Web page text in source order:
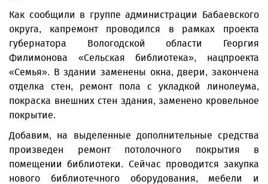
Как сообщили в группе администрации Бабаевского
округа, капремонт проводился в рамках проекта
губернатора Вологодской области Георгия
Филимонова «Сельская библиотека», нацпроекта
«Семья». В здании заменены окна, двери, закончена
отделка стен, ремонт пола с укладкой линолеума,
покраска внешних стен здания, заменено кровельное
покрытие.
Добавим, на выделенные дополнительные средства
произведен ремонт потолочного покрытия в
помещении библиотеки. Сейчас проводится закупка
нового библиотечного оборудования, мебели и